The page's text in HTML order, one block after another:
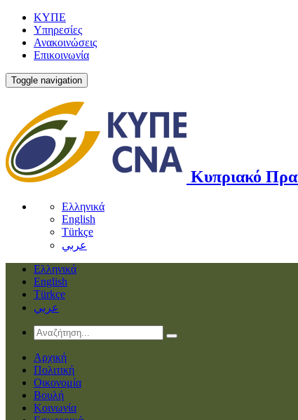
ΚΥΠΕ
Υπηρεσίες
Ανακοινώσεις
Επικοινωνία
Toggle navigation
Κυπριακό
Ελληνικά
English
Türkçe
عربي
Ελληνικά
English
Türkçe
عربي
Αρχική
Πολιτική
Οικονομία
Βουλή
Κοινωνία